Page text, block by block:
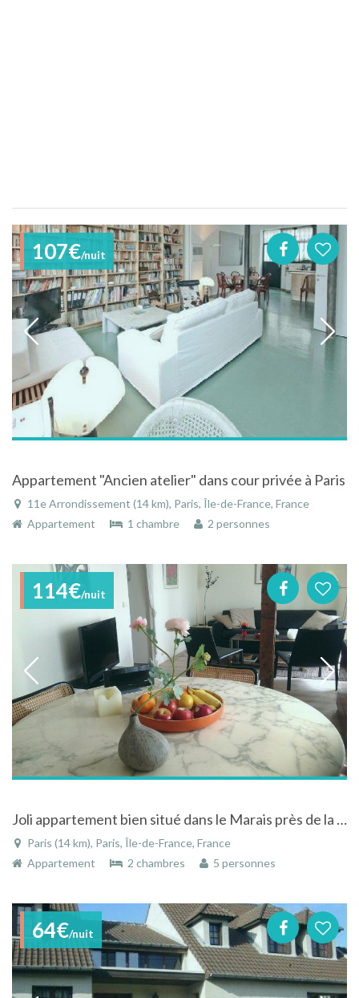
107€/nuit
Appartement "Ancien atelier" dans cour privée à Paris
11e Arrondissement (14 km), Paris, Île-de-France, France
Appartement
1 chambre 2 personnes
114€/nuit
Joli appartement bien situé dans le Marais près de la place des Vosges
Paris (14 km), Paris, Île-de-France, France
Appartement
2 chambres 5 personnes
64€/nuit